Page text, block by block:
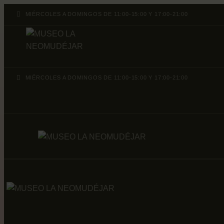
MIÉRCOLES A DOMINGOS DE 11:00-15:00 Y 17:00-21:00
MIÉRCOLES A DOMINGOS DE 11:00-15:00 Y 17:00-21:00